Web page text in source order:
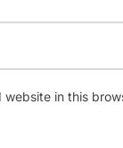
website in this